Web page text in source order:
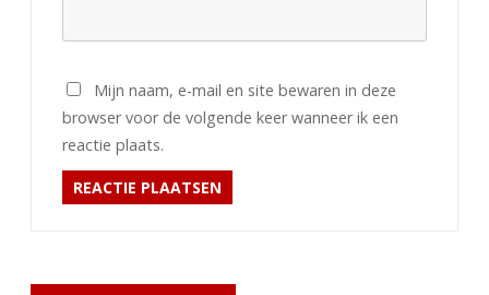
Mijn naam, e-mail en site bewaren in deze
browser voor de volgende keer wanneer ik een
reactie plaats.